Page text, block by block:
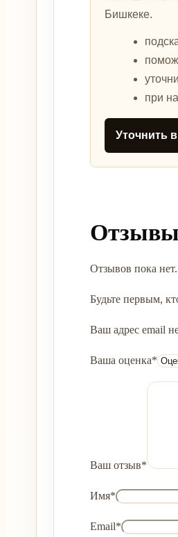
Бишкеке.
при
Уточнить
Отзывы
Отзывов пока нет.
Будьте первым,
Ваш адрес email
Ваша оценка*
Ваш отзыв*
Имя*
Email*